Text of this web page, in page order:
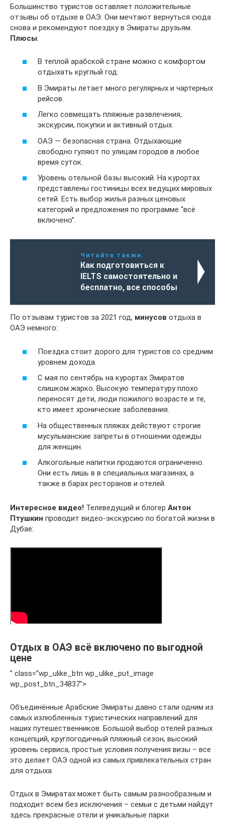
Большинство туристов оставляет положительные
отзывы об отдыхе в ОАЭ. Они мечтают вернуться сюда
снова и рекомендуют поездку в Эмираты друзьям.
Плюсы:
В теплой арабской стране можно с комфортом
отдыхать круглый год.
В Эмираты летает много регулярных и чартерных
рейсов.
Легко совмещать пляжные развлечения,
экскурсии, покупки и активный отдых.
ОАЭ — безопасная страна. Отдыхающие
свободно гуляют по улицам городов в любое
время суток.
Уровень отельной базы высокий. На курортах
представлены гостиницы всех ведущих мировых
сетей. Есть выбор жилья разных ценовых
категорий и предложения по программе “всё
включено”.
Читайте также:
Как подготовиться к
IELTS самостоятельно и
бесплатно, все способы
По отзывам туристов за 2021 год, минусов отдыха в
ОАЭ немного:
Поездка стоит дорого для туристов со средним
уровнем дохода.
С мая по сентябрь на курортах Эмиратов
слишком жарко. Высокую температуру плохо
переносят дети, люди пожилого возрасте и те,
кто имеет хронические заболевания.
На общественных пляжах действуют строгие
мусульманские запреты в отношении одежды
для женщин.
Алкогольные напитки продаются ограниченно.
Они есть лишь в в специальных магазинах, а
также в барах ресторанов и отелей.
Интересное видео! Телеведущий и блогер Антон
Птушкин проводит видео-экскурсию по богатой жизни в
Дубае:
Отдых в ОАЭ всё включено по выгодной
цене
” class=”wp_ulike_btn wp_ulike_put_image
wp_post_btn_34837″>
Объединённые Арабские Эмираты давно стали одним из
самых излюбленных туристических направлений для
наших путешественников. Большой выбор отелей разных
концепций, круглогодичный пляжный сезон, высокий
уровень сервиса, простые условия получения визы – все
это делает ОАЭ одной из самых привлекательных стран
для отдыха.
Отдых в Эмиратах может быть самым разнообразным и
подходит всем без исключения – семьи с детьми найдут
здесь прекрасные отели и уникальные парки